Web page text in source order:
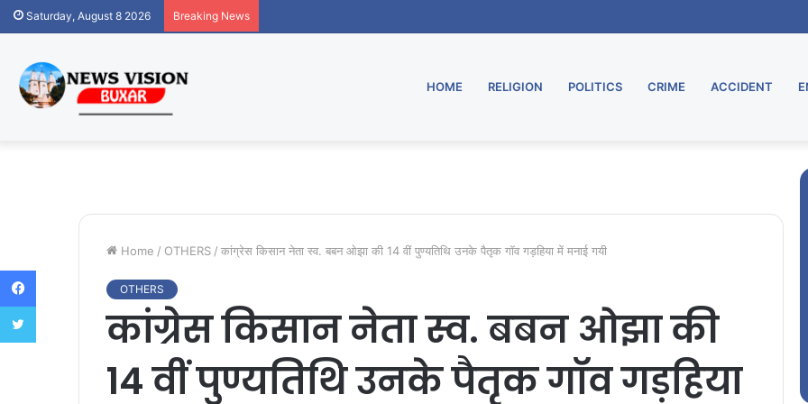
Saturday, August 8 2026 Breaking News
HOME RELIGION POLITICS CRIME ACCIDENT
Home / OTHERS / कांग्रेस किसान नेता स्व. बबन ओझा की 14 वीं पुण्यतिथि उनके पैतृक गॉव गड़हिया में मनाई गयी
OTHERS
कांग्रेस किसान नेता स्व. बबन ओझा की
14 वीं पुण्यतिथि उनके पैतृक गॉव गड़हिया